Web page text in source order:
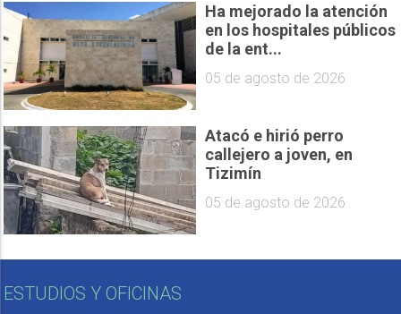
Ha mejorado la atención
en los hospitales públicos
de la ent...
05 de agosto de 2026
Atacó e hirió perro
callejero a joven, en
Tizimín
05 de agosto de 2026
ESTUDIOS Y OFICINAS